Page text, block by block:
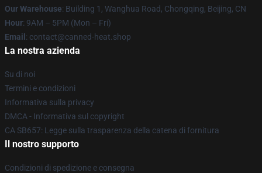
Our Warehouse: Building 1, Wanghua Road, Chongqing, Beijing, CN
Hour: 9AM – 5PM (Mon – Fri)
Email : contact@canned-heat.shop
La nostra azienda
Su di noi
Termini e condizioni
Informativa sulla privacy
DMCA - Informativa sul copyright
CA SB657: Legge sulla trasparenza della catena di fornitura
Il nostro supporto
Condizioni di spedizione e consegna